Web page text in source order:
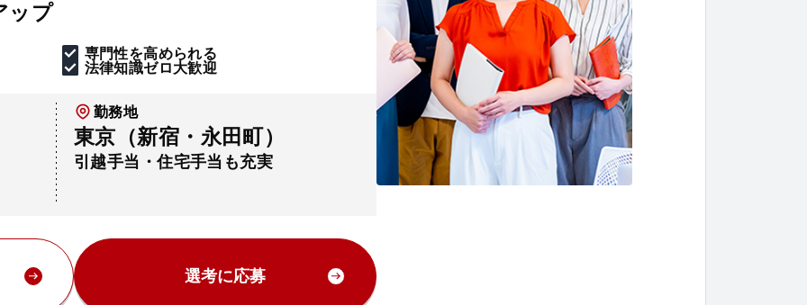
ップ
専門性を高められる
法律知識ゼロ大歓迎
勤務地
東京（新宿・永田町）
引越手当・住宅手当も充実
選考に応募